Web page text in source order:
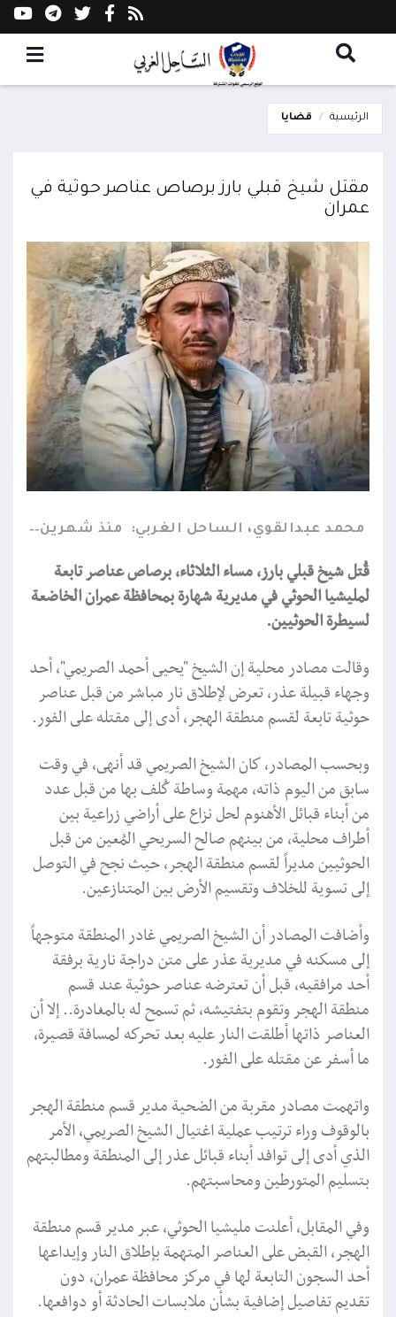
الرئيسية قضايا
مقتل شيخ قبلي بارز برصاص عناصر حوثية في
عمران
محمد عبدالقوي، الساحل الغربي: منذ شهرين
قُتل شيخ قبلي بارز، مساء الثلاثاء، برصاص عناصر تابعة
لمليشيا الحوثي في مديرية شهارة بمحافظة عمران الخاضعة
لسيطرة الحوثيين.
وقالت مصادر محلية إن الشيخ "يحيى أحمد الصريمي"، أحد
وجهاء قبيلة عذر، تعرض لإطلاق نار مباشر من قبل عناصر
حوثية تابعة لقسم منطقة الهجر، أدى إلى مقتله على الفور.
وبحسب المصادر، كان الشيخ الصريمي قد أنهى، في وقت
سابق من اليوم ذاته، مهمة وساطة كُلف بها من قبل عدد
من أبناء قبائل الأهنوم لحل نزاع على أراضي زراعية بين
أطراف محلية، من بينهم صالح السريحي المُعين من قبل
الحوثيين مديراً لقسم منطقة الهجر، حيث نجح في التوصل
إلى تسوية للخلاف وتقسيم الأرض بين المتنازعين.
وأضافت المصادر أن الشيخ الصريمي غادر المنطقة متوجهاً
إلى مسكنه في مديرية عذر على متن دراجة نارية برفقة
أحد مرافقيه، قبل أن تعترضه عناصر حوثية عند قسم
منطقة الهجر وتقوم بتفتيشه، ثم تسمح له بالمغادرة.. إلا أن
العناصر ذاتها أطلقت النار عليه بعد تحركه لمسافة قصيرة،
ما أسفر عن مقتله على الفور.
واتهمت مصادر مقربة من الضحية مدير قسم منطقة الهجر
بالوقوف وراء ترتيب عملية اغتيال الشيخ الصريمي، الأمر
الذي أدى إلى توافد أبناء قبائل عذر إلى المنطقة ومطالبتهم
بتسليم المتورطين ومحاسبتهم.
وفي المقابل، أعلنت مليشيا الحوثي، عبر مدير قسم منطقة
الهجر، القبض على العناصر المتهمة بإطلاق النار وإيداعها
أحد السجون التابعة لها في مركز محافظة عمران، دون
تقديم تفاصيل إضافية بشأن ملابسات الحادثة أو دوافعها.